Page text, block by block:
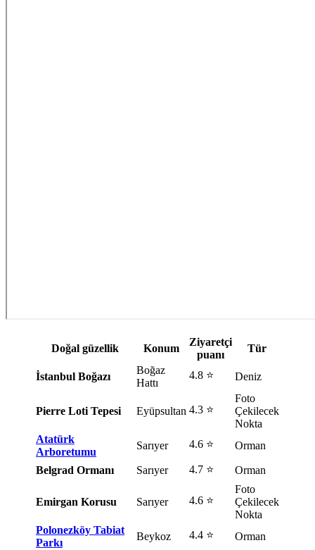
Doğal güzellik Konum
Ziyaretçi
puanı
Tür
İstanbul Boğazı
Boğaz
Hattı
4.8 ⭐ Deniz
Pierre Loti Tepesi Eyüpsultan 4.3 ⭐
Foto
Çekilecek
Nokta
Atatürk
Arboretumu
Sarıyer 4.6 ⭐ Orman
Belgrad Ormanı Sarıyer 4.7 ⭐ Orman
Emirgan Korusu Sarıyer 4.6 ⭐
Foto
Çekilecek
Nokta
Polonezköy Tabiat
Parkı
Beykoz 4.4 ⭐ Orman